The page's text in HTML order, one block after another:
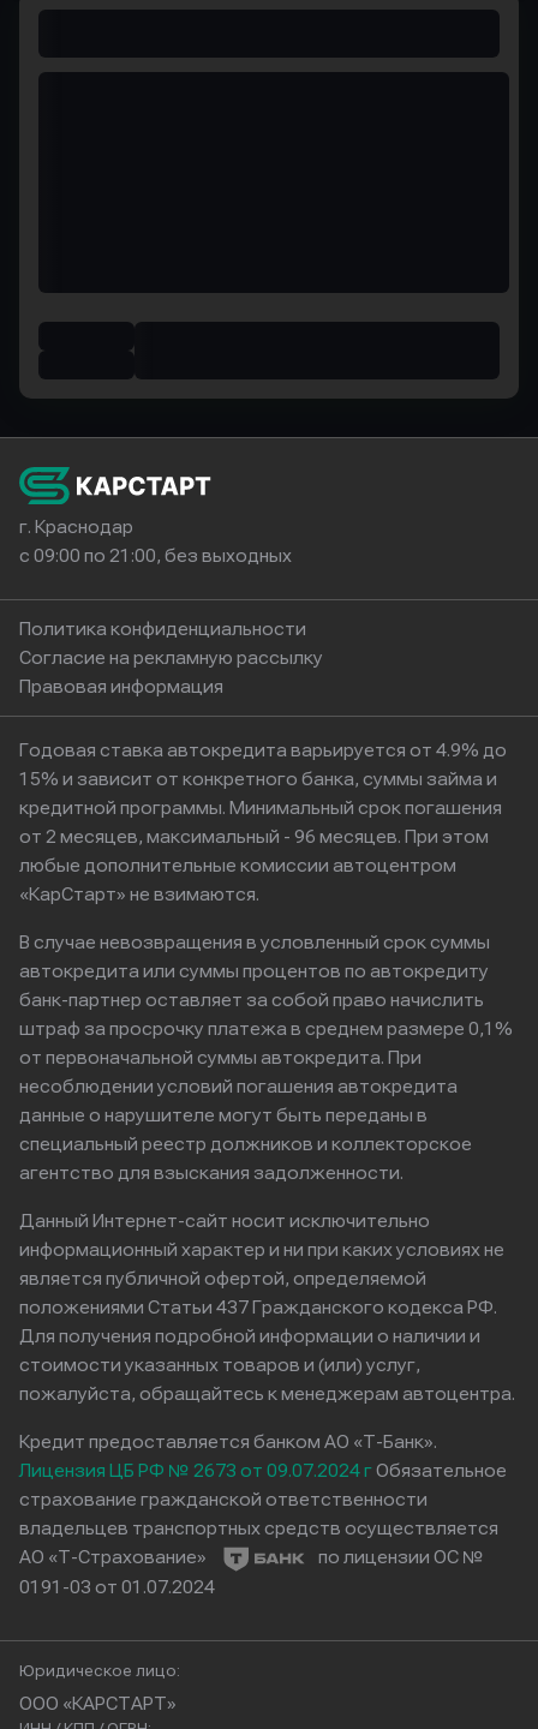
г. Краснодар
с 09:00 по 21:00, без выходных
Политика конфиденциальности
Согласие на рекламную рассылку
Правовая информация
Годовая ставка автокредита варьируется от 4.9% до
15% и зависит от конкретного банка, суммы займа и
кредитной программы. Минимальный срок погашения
от 2 месяцев, максимальный - 96 месяцев. При этом
любые дополнительные комиссии автоцентром
«КарСтарт» не взимаются.
В случае невозвращения в условленный срок суммы
автокредита или суммы процентов по автокредиту
банк-партнер оставляет за собой право начислить
штраф за просрочку платежа в среднем размере 0,1%
от первоначальной суммы автокредита. При
несоблюдении условий погашения автокредита
данные о нарушителе могут быть переданы в
специальный реестр должников и коллекторское
агентство для взыскания задолженности.
Данный Интернет-сайт носит исключительно
информационный характер и ни при каких условиях не
является публичной офертой, определяемой
положениями Статьи 437 Гражданского кодекса РФ.
Для получения подробной информации о наличии и
стоимости указанных товаров и (или) услуг,
пожалуйста, обращайтесь к менеджерам автоцентра.
Кредит предоставляется банком АО «Т-Банк».
Лицензия ЦБ РФ № 2673 от 09.07.2024 гОбязательное
страхование гражданской ответственности
владельцев транспортных средств осуществляется
АО «Т-Страхование»
по лицензии ОС №
0191-03 от 01.07.2024
Юридическое лицо:
ООО «КАРСТАРТ»